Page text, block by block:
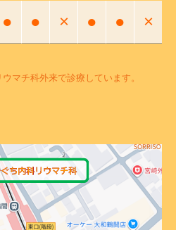
● ● × ● ● ×
マチ科外来で診療しています。